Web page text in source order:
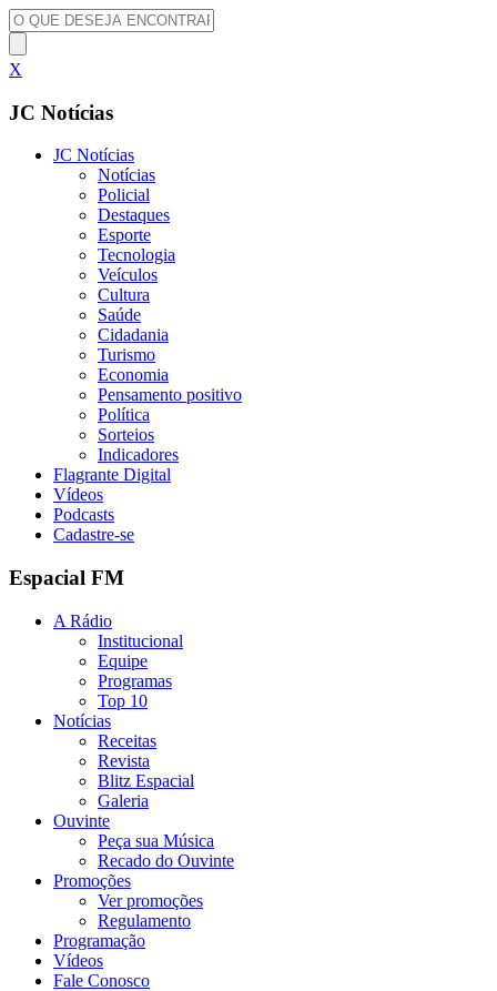
X
JC Notícias
JC Notícias
Notícias
Policial
Destaques
Esporte
Tecnologia
Veículos
Cultura
Saúde
Cidadania
Turismo
Economia
Pensamento positivo
Política
Sorteios
Indicadores
Flagrante Digital
Vídeos
Podcasts
Cadastre-se
Espacial FM
A Rádio
Institucional
Equipe
Programas
Top 10
Notícias
Receitas
Revista
Blitz Espacial
Galeria
Ouvinte
Peça sua Música
Recado do Ouvinte
Promoções
Ver promoções
Regulamento
Programação
Vídeos
Fale Conosco